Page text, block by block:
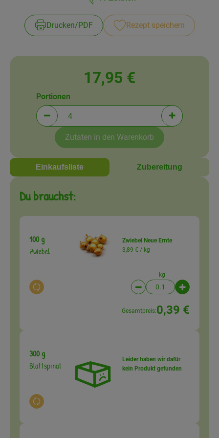
EntdeckenDrucken​/​PDF Rezept speichern
17,95 €
Portionen verringern (aktuell 4 Portionen
Portionen
Portionen
Zutaten in den Warenkorb
Einkaufsliste Zubereitung
Du brauchst:
100 g
Zwiebel
Auswahl ändern
Zwiebel Neue Ernte
3,89 € / kg
kg
Artikelanzahl
Gesamtpreis:0,39 €
300 g
Blattspinat
Auswahl ändern
Leider haben wir dafür
kein Produkt gefunden